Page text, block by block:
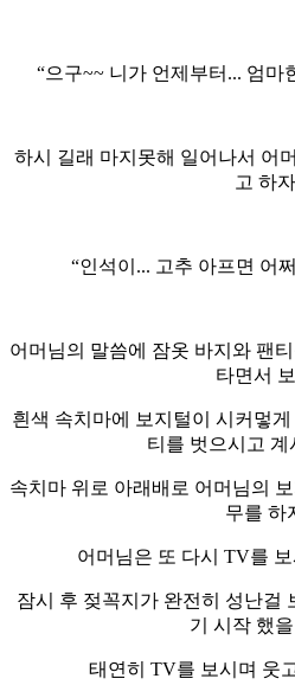
“으구~~ 니가 언제부터... 엄마
하시 길래 마지못해 일어나서 어
고 하자
“인석이... 고추 아프면 어
어머님의 말씀에 잠옷 바지와 팬
타면서 보
흰색 속치마에 보지털이 시커멓
티를 벗으시고 계
속치마 위로 아래배로 어머님의
무를 하
어머님은 또 다시 TV를
잠시 후 젖꼭지가 완전히 성난걸
기 시작 했
태연히 TV를 보시며 웃